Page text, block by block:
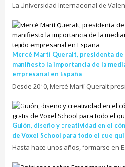
La Universidad Internacional de
Mercè Martí Queralt, presidenta de
manifiesto la importancia de la
empresarial en España
Desde 2010, Mercè Martí Queralt
Guión, diseño y creatividad en el
de Voxel School para todo el que
Hasta hace unos años, formarse en